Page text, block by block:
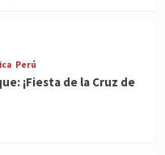
Perú
¡Fiesta de la Cruz de